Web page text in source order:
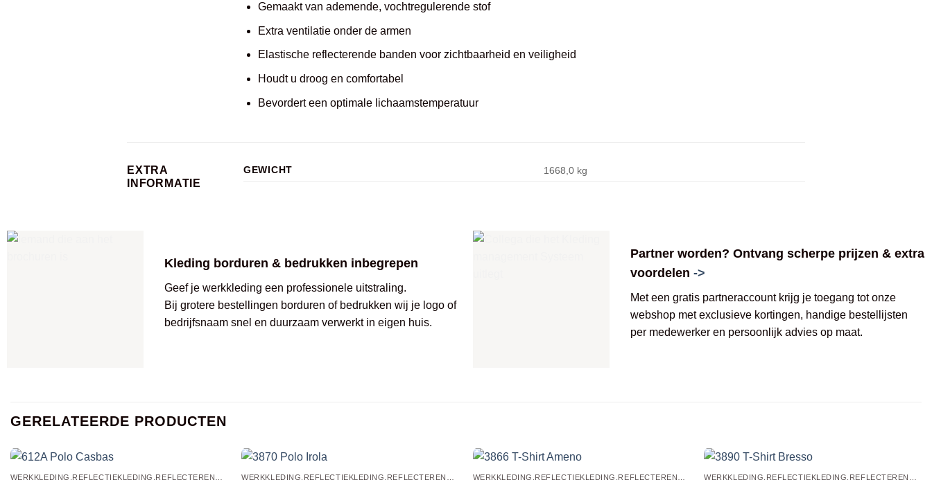
Gemaakt van ademende, vochtregulerende stof
Extra ventilatie onder de armen
Elastische reflecterende banden voor zichtbaarheid en veiligheid
Houdt u droog en comfortabel
Bevordert een optimale lichaamstemperatuur
EXTRA
INFORMATIE
GEWICHT 1668,0 kg
Kleding borduren & bedrukken inbegrepen
Geef je werkkleding een professionele uitstraling.
Bij grotere bestellingen borduren of bedrukken wij je logo of
bedrijfsnaam snel en duurzaam verwerkt in eigen huis.
Partner worden? Ontvang scherpe prijzen & extra
voordelen->
Met een gratis partneraccount krijg je toegang tot onze
webshop met exclusieve kortingen, handige bestellijsten
per medewerker en persoonlijk advies op maat.
GERELATEERDE PRODUCTEN